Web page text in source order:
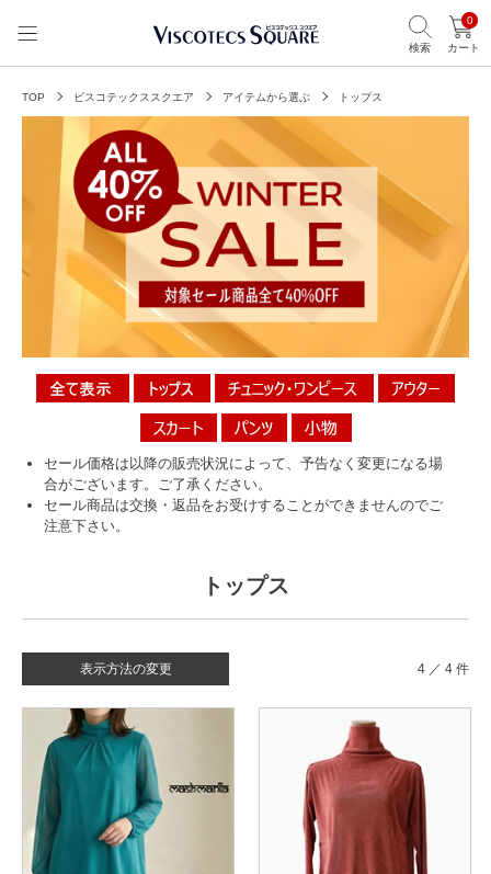
検索
0
カート
TOP ビスコテックススクエア アイテムから選ぶ トップス
セール価格は以降の販売状況によって、予告なく変更になる場
合がございます。ご了承ください。
セール商品は交換・返品をお受けすることができませんのでご
注意下さい。
トップス
表示方法の変更 4 ／ 4 件